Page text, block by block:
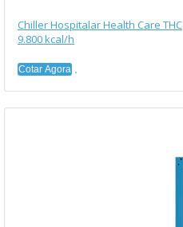
Chiller Hospitalar Health Care THC
9.800 kcal/h
Cotar Agora